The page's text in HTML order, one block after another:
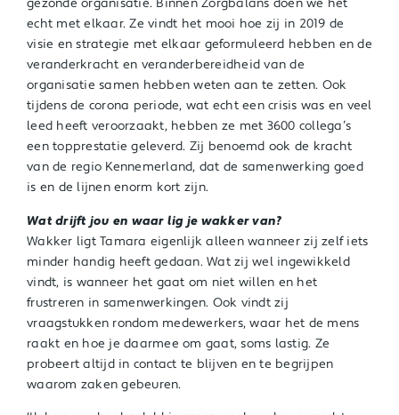
gezonde organisatie. Binnen Zorgbalans doen we het
echt met elkaar. Ze vindt het mooi hoe zij in 2019 de
visie en strategie met elkaar geformuleerd hebben en de
veranderkracht en veranderbereidheid van de
organisatie samen hebben weten aan te zetten. Ook
tijdens de corona periode, wat echt een crisis was en veel
leed heeft veroorzaakt, hebben ze met 3600 collega’s
een topprestatie geleverd. Zij benoemd ook de kracht
van de regio Kennemerland, dat de samenwerking goed
is en de lijnen enorm kort zijn.
Wat drijft jou en waar lig je wakker van?
Wakker ligt Tamara eigenlijk alleen wanneer zij zelf iets
minder handig heeft gedaan. Wat zij wel ingewikkeld
vindt, is wanneer het gaat om niet willen en het
frustreren in samenwerkingen. Ook vindt zij
vraagstukken rondom medewerkers, waar het de mens
raakt en hoe je daarmee om gaat, soms lastig. Ze
probeert altijd in contact te blijven en te begrijpen
waarom zaken gebeuren.